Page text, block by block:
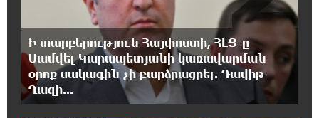
16:58:38 8-08-2026
«Շտապ հաստատեք քարտի տվյալները»․
IDBank-ը զգուշացնում է հյուրանոցների
ամրագրման հետ կապված զեղծարարությունների մասին
Ի տարբերություն Հայփոստի, ՀԷՑ-ը
Սամվել Կարապետյանի կառավարման
օրոք սակագին չի բարձրացրել. Դավիթ
Ղազի...